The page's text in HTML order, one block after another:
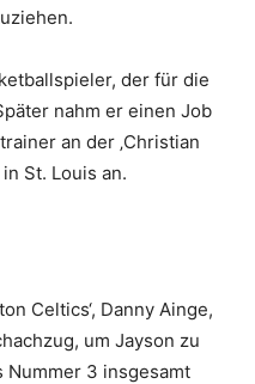
der für die
nahm er einen Job
an der ‚Christian
St. Louis an.
Celtics‘, Danny Ainge,
um Jayson zu
Nummer 3 insgesamt